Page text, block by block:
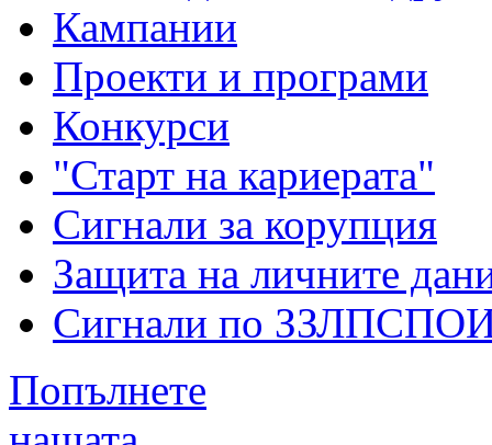
Кампании
Проекти и програми
Конкурси
"Старт на кариерата"
Сигнали за корупция
Защита на личните
Сигнали по
Попълнете